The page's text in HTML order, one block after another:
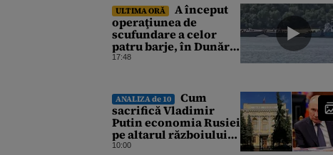
ULTIMA ORĂ
A început
operaţiunea de
scufundare a celor
patru barje, în Dunăre,
pentru creşterea
17:48
ANALIZA de 10
Cum
sacrifică Vladimir
Putin economia Rusiei
pe altarul războiului.
Atlantic Council: O
10:00